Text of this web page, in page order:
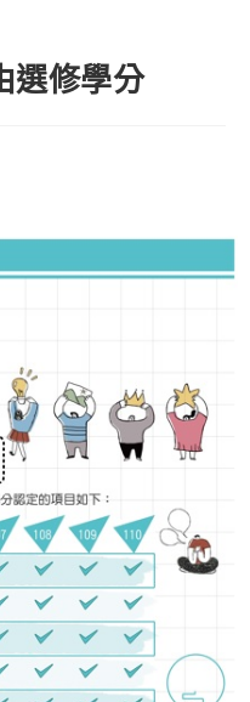
選修學分